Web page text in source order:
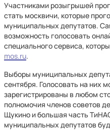
Участниками розыгрышей
стать москвичи, которые
муниципальных депутатов.
возможность голосовать
специального сервиса,
mos.ru.
Выборы муниципальных
сентября. Голосовать на них
зарегистрированы в любом
полномочия членов советов
Щукино и большая часть
муниципальных депутатов